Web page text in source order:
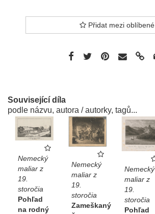
Přidat mezi oblíbené
Související díla
podle názvu, autora / autorky, tagů...
Nemecký
maliar z
19.
storočia
Pohľad
na rodný
Nemecký
maliar z
19.
storočia
Zameškaný
Nemecký
maliar z
19.
storočia
Pohľad